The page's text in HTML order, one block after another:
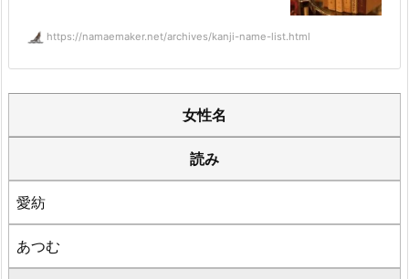
https://namaemaker.net/archives/kanji-name-list.html
女性名
読み
愛紡
あつむ